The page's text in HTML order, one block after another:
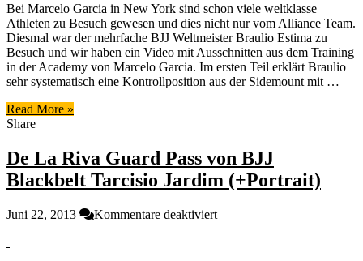
bei
Marcelo
Garcia
Bei Marcelo Garcia in New York sind schon viele weltklasse
Athleten zu Besuch gewesen und dies nicht nur vom Alliance Team.
Diesmal war der mehrfache BJJ Weltmeister Braulio Estima zu
Besuch und wir haben ein Video mit Ausschnitten aus dem Training
in der Academy von Marcelo Garcia. Im ersten Teil erklärt Braulio
sehr systematisch eine Kontrollposition aus der Sidemount mit …
Read More »
Share
De La Riva Guard Pass von BJJ
Blackbelt Tarcisio Jardim (+Portrait)
Juni 22, 2013 Kommentare deaktiviertfür